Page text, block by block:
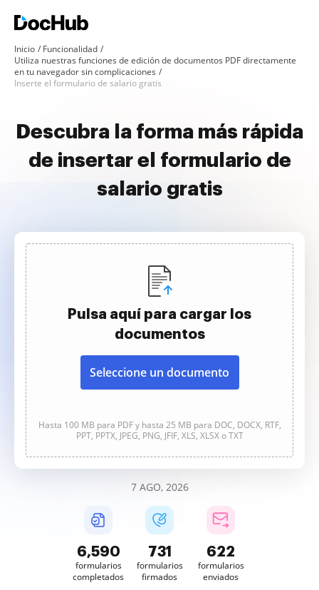
Inicio
Funcionalidad
Utiliza nuestras funciones de edición de documentos PDF directamente
en tu navegador sin complicaciones
Inserte el formulario de salario gratis
Descubra la forma más rápida
de insertar el formulario de
salario gratis
Pulsa aquí para cargar los
documentos
Seleccione un documento
Hasta 100 MB para PDF y hasta 25 MB para DOC, DOCX, RTF,
PPT, PPTX, JPEG, PNG, JFIF, XLS, XLSX o TXT
7 AGO, 2026
6,591
formularios
completados
731
formularios
firmados
623
formularios
enviados